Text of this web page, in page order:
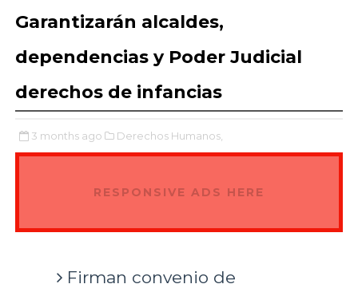
Garantizarán alcaldes,
dependencias y Poder Judicial
derechos de infancias
3 months ago Derechos Humanos,
RESPONSIVE ADS HERE
Firman convenio de